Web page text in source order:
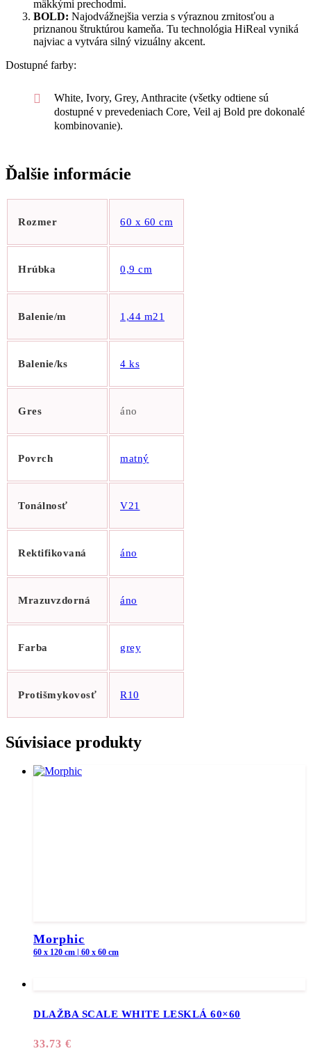
mäkkými prechodmi.
BOLD: Najodvážnejšia verzia s výraznou zrnitosťou a
priznanou štruktúrou kameňa. Tu technológia HiReal vyniká
najviac a vytvára silný vizuálny akcent.
Dostupné farby:
White, Ivory, Grey, Anthracite (všetky odtiene sú
dostupné v prevedeniach Core, Veil aj Bold pre dokonalé
kombinovanie).
Ďalšie informácie
Rozmer 60 x 60 cm
Hrúbka 0,9 cm
Balenie/m 1,44 m21
Balenie/ks 4 ks
Gres áno
Povrch matný
Tonálnosť V21
Rektifikovaná áno
Mrazuvzdorná áno
Farba grey
Protišmykovosť R10
Súvisiace produkty
Morphic
60 x 120 cm | 60 x 60 cm
DLAŽBA SCALE WHITE LESKLÁ 60×60
33.73 €